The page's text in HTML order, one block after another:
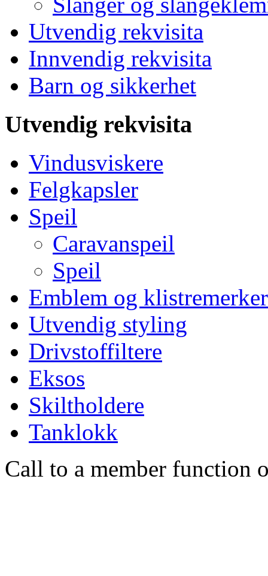
Utvendig rekvisita
Innvendig rekvisita
Barn og sikkerhet
Utvendig rekvisita
Vindusviskere
Felgkapsler
Speil
Caravanspeil
Speil
Emblem og klistremerker
Utvendig styling
Drivstoffiltere
Eksos
Skiltholdere
Tanklokk
Call to a member function